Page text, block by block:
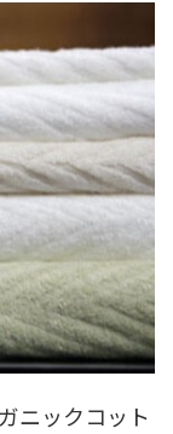
ニックコット